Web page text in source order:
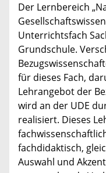
Der Lernbereich
Unterrichtsfach
Grundschule.
für dieses Fach,
Lehrangebot der
wird an der UDE
realisiert. Dieses
fachdidaktisch,
Auswahl und